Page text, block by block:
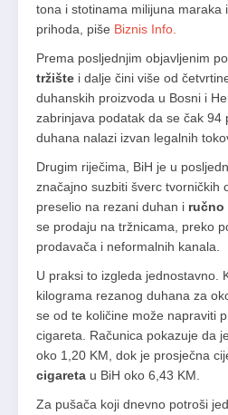
tona i stotinama milijuna maraka
prihoda, piše Biznis Info.
Prema posljednjim objavljenim
tržište i dalje čini više od
duhanskih proizvoda u Bosni i
zabrinjava podatak da se čak 94
duhana nalazi izvan legalnih
Drugim riječima, BiH je u
značajno suzbiti šverc tvorničkih
preselio na rezani duhan i ručno
se prodaju na tržnicama, preko
prodavača i neformalnih kanala.
U praksi to izgleda jednostavno.
kilograma rezanog duhana za
se od te količine može napraviti
cigareta. Računica pokazuje da
oko 1,20 KM, dok je prosječna
cigareta u BiH oko 6,43 KM.
Za pušača koji dnevno potroši